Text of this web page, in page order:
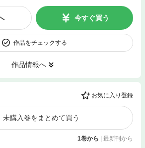
今すぐ買う
作品をチェックする
作品情報へ
お気に入り登録
未購入巻をまとめて買う
1巻から 最新刊から